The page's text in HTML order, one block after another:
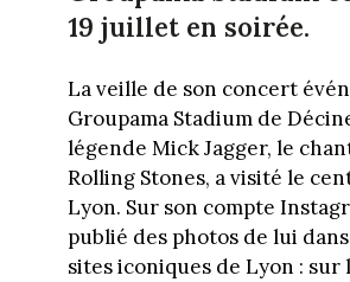
19 juillet en soirée.
La veille de son concert
Groupama Stadium de
légende Mick Jagger, le
Rolling Stones, a visité le
Lyon. Sur son compte
publié des photos de lui
sites iconiques de Lyon : sur